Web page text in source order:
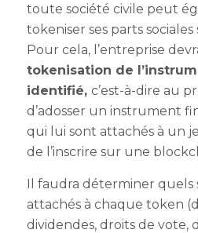
toute société civile peut
tokeniser ses parts
Pour cela, l’entreprise
tokenisation de
identifié, c’est-à-dire au
d’adosser un instrument
qui lui sont attachés à un
de l’inscrire sur une
Il faudra déterminer quels
attachés à chaque token
dividendes, droits de vote,